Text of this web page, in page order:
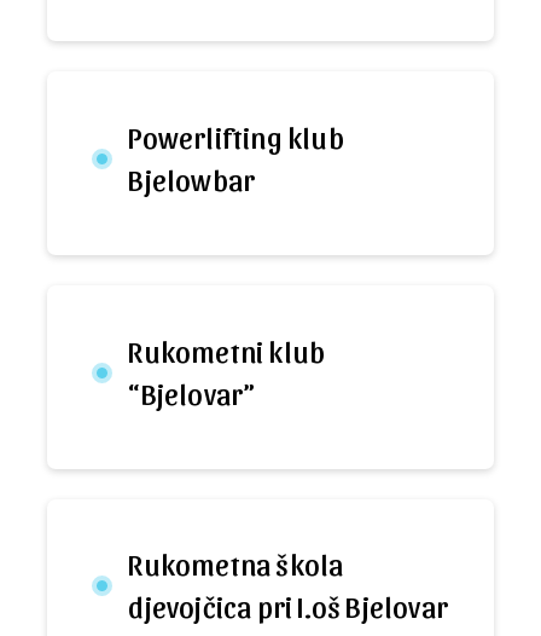
Powerlifting klub
Bjelowbar
Rukometni klub
“Bjelovar”
Rukometna škola
djevojčica pri I.oš Bjelovar